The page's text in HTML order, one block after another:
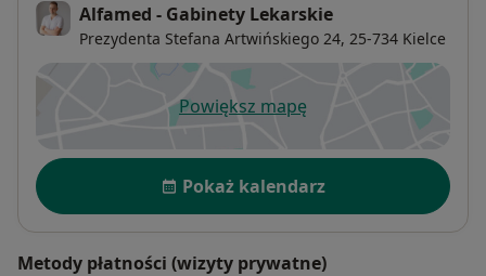
Alfamed - Gabinety Lekarskie
Prezydenta Stefana Artwińskiego 24, 25-734 Kielce
Powiększ mapęotwiera się w nowej karcie
Dostępność
Pokaż kalendarz
Metody płatności (wizyty prywatne)